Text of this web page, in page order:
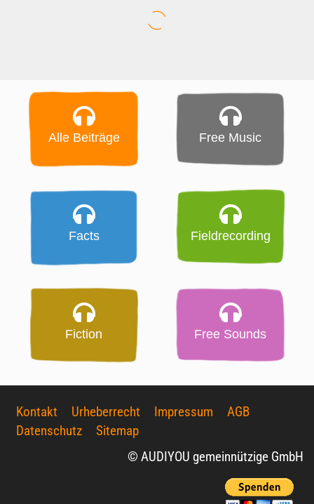
Alle Beiträge Free Music
Facts Fieldrecording
Fiction Free Sounds
Kontakt Urheberrecht Impressum
AGB
Datenschutz
Sitemap
© AUDIYOU gemeinnützige GmbH